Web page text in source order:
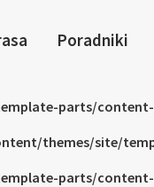
Poradniki
parts/content-
themes/site/
parts/content-